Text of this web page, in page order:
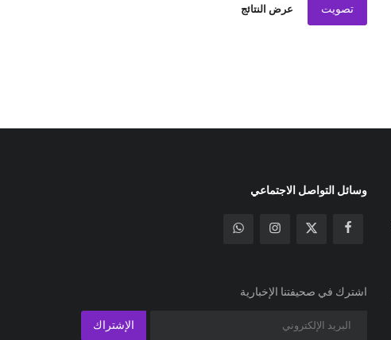
تصويت عرض النتائج
وسائل التواصل الاجتماعي
اشترك في صحيفتنا الإخبارية
الإشتراك